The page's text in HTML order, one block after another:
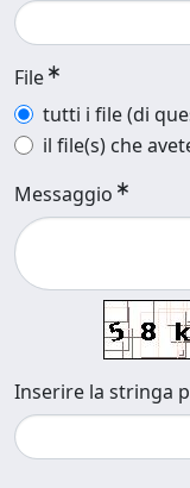
File
tutti i file (di
il file(s) che
Messaggio
Inserire la stringa